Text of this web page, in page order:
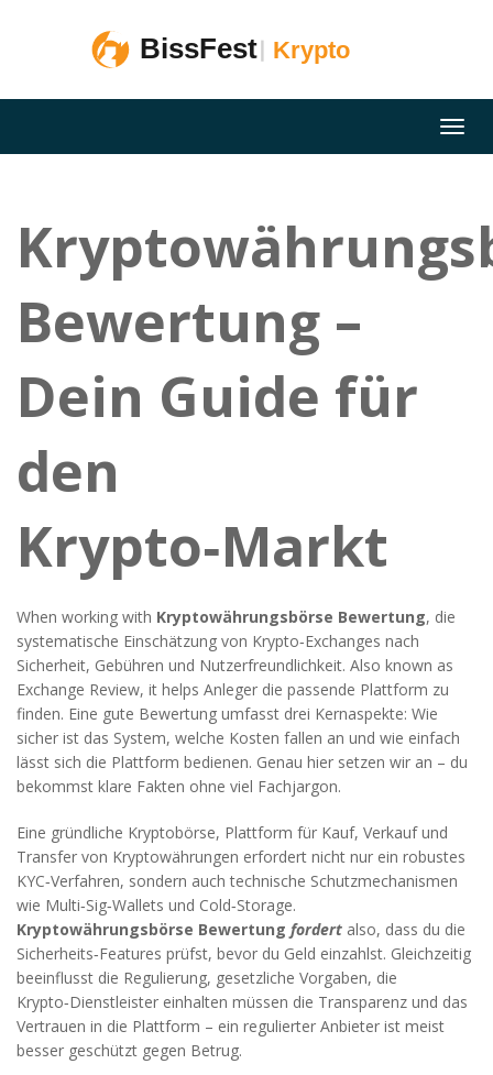
Bewertung –
Dein Guide für
den
Krypto‑Markt
When working with Kryptowährungsbörse Bewertung, die
systematische Einschätzung von Krypto‑Exchanges nach
Sicherheit, Gebühren und Nutzerfreundlichkeit. Also known as
Exchange Review, it helps Anleger die passende Plattform zu
finden. Eine gute Bewertung umfasst drei Kernaspekte: Wie
sicher ist das System, welche Kosten fallen an und wie einfach
lässt sich die Plattform bedienen. Genau hier setzen wir an – du
bekommst klare Fakten ohne viel Fachjargon.
Eine gründliche Kryptobörse, Plattform für Kauf, Verkauf und
Transfer von Kryptowährungen erfordert nicht nur ein robustes
KYC‑Verfahren, sondern auch technische Schutzmechanismen
wie Multi‑Sig‑Wallets und Cold‑Storage.
Kryptowährungsbörse Bewertung fordert also, dass du die
Sicherheits‑Features prüfst, bevor du Geld einzahlst. Gleichzeitig
beeinflusst die Regulierung, gesetzliche Vorgaben, die
Krypto‑Dienstleister einhalten müssen die Transparenz und das
Vertrauen in die Plattform – ein regulierter Anbieter ist meist
besser geschützt gegen Betrug.